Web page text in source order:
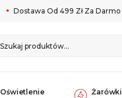
Dostawa Od 499 Zł Za Darmo
Oświetlenie
Żarówki